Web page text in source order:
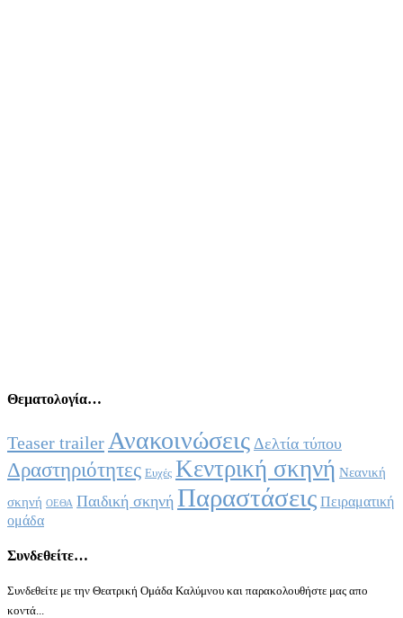
Θεματολογία…
Teaser trailer Ανακοινώσεις Δελτία τύπου
Δραστηριότητες Ευχές Κεντρική σκηνή Νεανική
σκηνή ΟΕΘΑ Παιδική σκηνή Παραστάσεις Πειραματική
ομάδα
Συνδεθείτε…
Συνδεθείτε με την Θεατρική Ομάδα Καλύμνου και παρακολουθήστε μας απο
κοντά...